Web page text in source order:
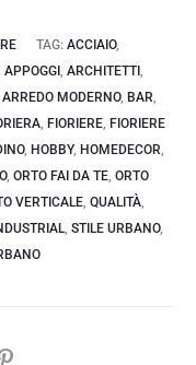
TAG: ACCIAIO,
APPOGGI , ARCHITETTI ,
ARREDO MODERNO, BAR,
, FIORIERE, FIORIERE
, HOBBY, HOMEDECOR,
, ORTO FAI DA TE, ORTO
VERTICALE, QUALITÀ,
, STILE URBANO,